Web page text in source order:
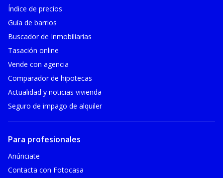
Índice de precios
Guía de barrios
Buscador de Inmobiliarias
Tasación online
Vende con agencia
Comparador de hipotecas
Actualidad y noticias vivienda
Seguro de impago de alquiler
Para profesionales
Anúnciate
Contacta con Fotocasa